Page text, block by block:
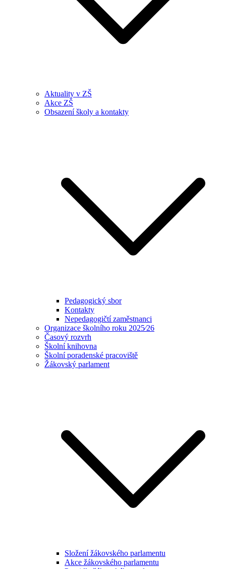
Aktuality v ZŠ
Akce ZŠ
Obsazení školy a kontakty
Pedagogický sbor
Kontakty
Nepedagogičtí zaměstnanci
Organizace školního roku 2025⁄26
Časový rozvrh
Školní knihovna
Školní poradenské pracoviště
Žákovský parlament
Složení žákovského parlamentu
Akce žákovského parlamentu